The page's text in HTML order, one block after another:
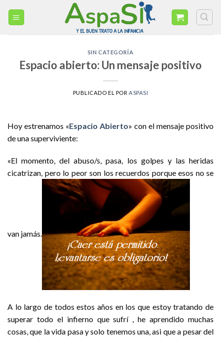
SIN CATEGORÍA
Espacio abierto: Un mensaje positivo
PUBLICADO EL POR ASPASI
Hoy estrenamos «Espacio Abierto» con el mensaje positivo
de una superviviente:
«El momento, del abuso/s, pasa, los golpes y las heridas
cicatrizan, pero lo peor son los recuerdos porque esos no se
van jamás.
A lo largo de todos estos años en los que estoy tratando de
superar todo el infierno que sufrí , he aprendido muchas
cosas, que la vida pasa y solo tenemos una, asi que a pesar del